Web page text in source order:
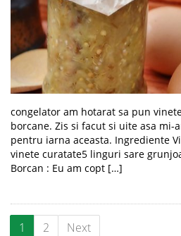
congelator am hotarat sa pun
borcane. Zis si facut si uite asa mi-
pentru iarna aceasta. Ingrediente
vinete curatate5 linguri sare
Borcan : Eu am copt […]
1 2 Next